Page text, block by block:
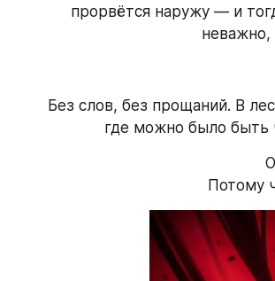
прорвётся наружу — и
неважно,
Без слов, без прощаний. В
где можно было быть
Потому